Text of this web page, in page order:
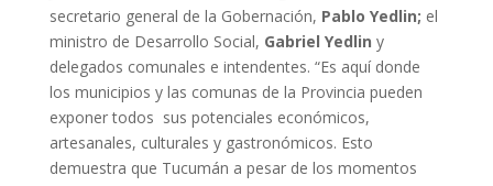
secretario general de la Gobernación, Pablo Yedlin; el
ministro de Desarrollo Social, Gabriel Yedlin y
delegados comunales e intendentes. “Es aquí donde
los municipios y las comunas de la Provincia pueden
exponer todos sus potenciales económicos,
artesanales, culturales y gastronómicos. Esto
demuestra que Tucumán a pesar de los momentos